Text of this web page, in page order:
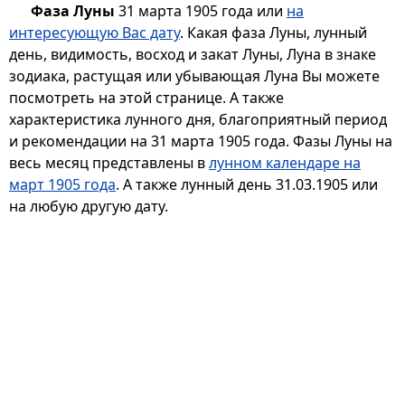
Фаза Луны 31 марта 1905 года или на
интересующую Вас дату. Какая фаза Луны, лунный
день, видимость, восход и закат Луны, Луна в знаке
зодиака, растущая или убывающая Луна Вы можете
посмотреть на этой странице. А также
характеристика лунного дня, благоприятный период
и рекомендации на 31 марта 1905 года. Фазы Луны на
весь месяц представлены влунном календаре на
март 1905 года. А также лунный день 31.03.1905 или
на любую другую дату.